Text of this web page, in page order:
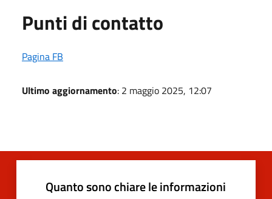
Punti di contatto
Pagina FB
Ultimo aggiornamento: 2 maggio 2025, 12:07
Quanto sono chiare le informazioni